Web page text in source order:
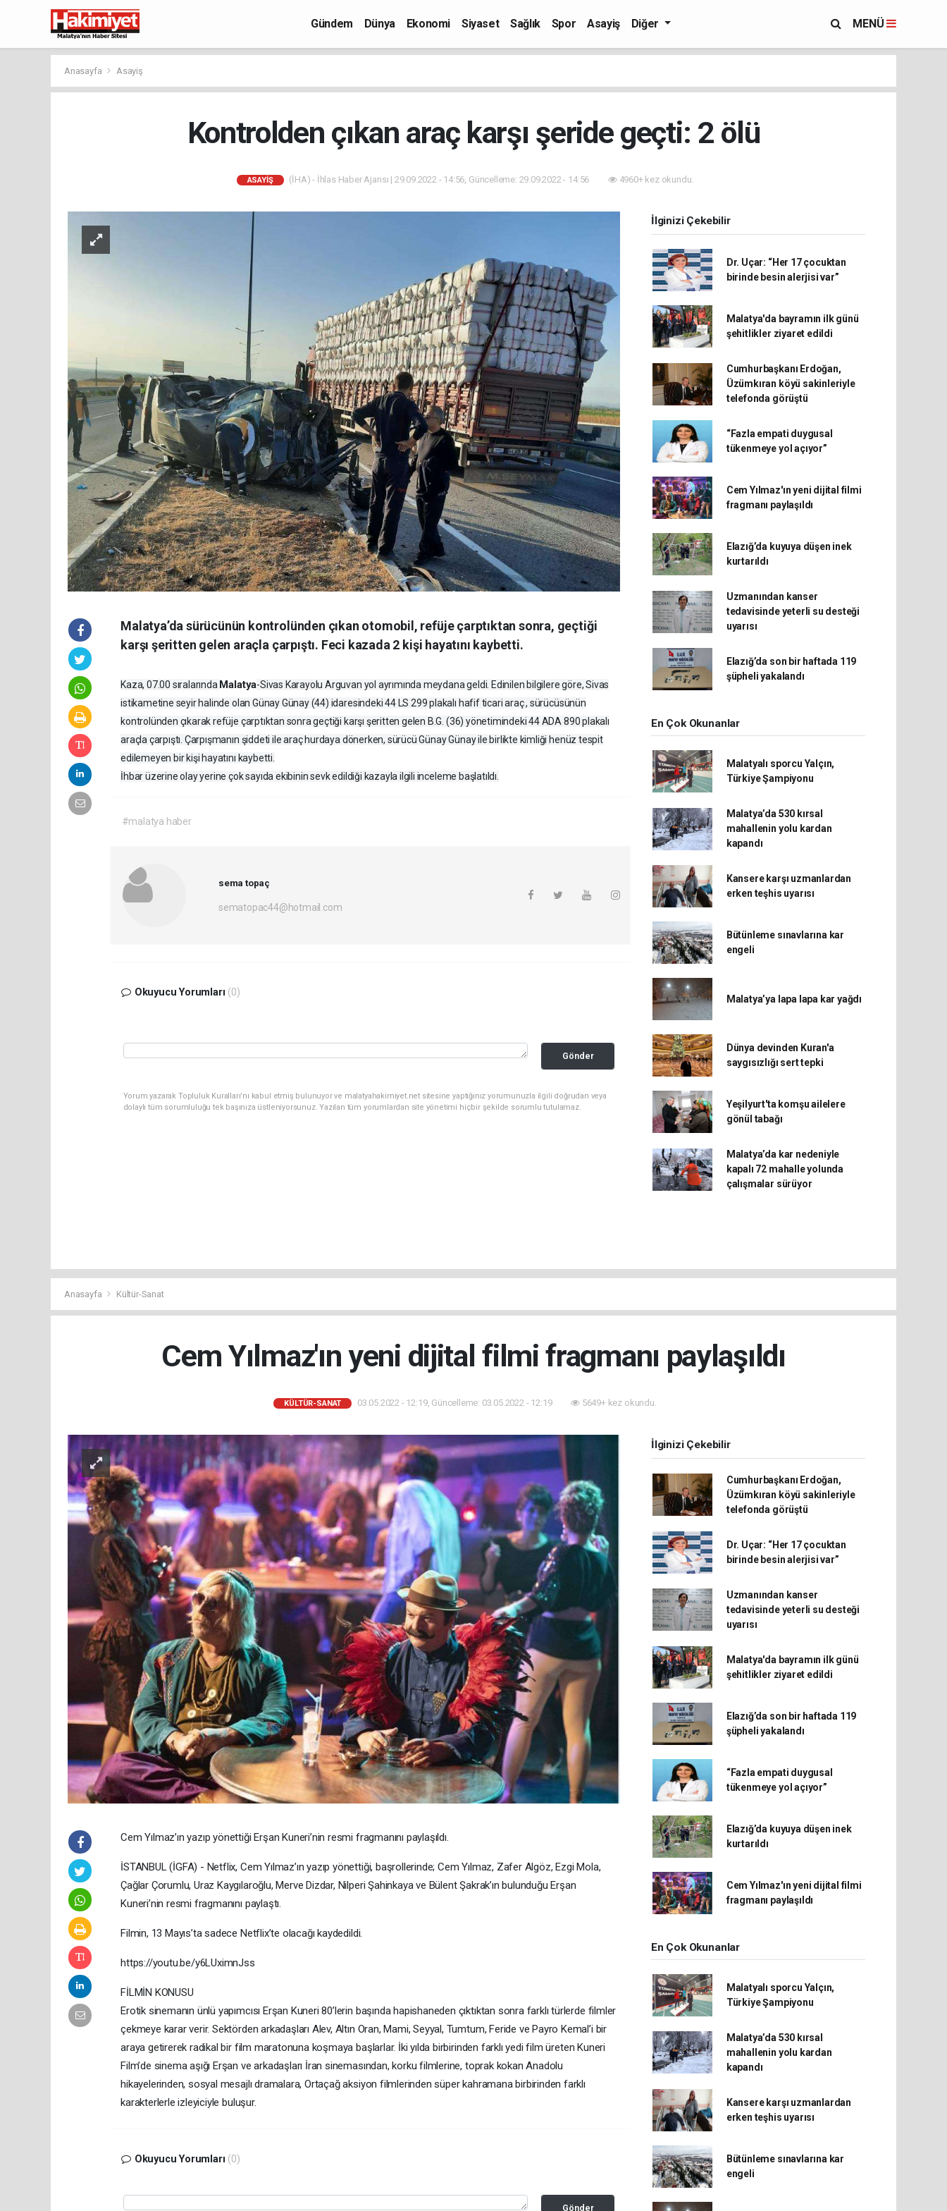
Gündem Dünya Ekonomi Siyaset Sağlık Spor Asayiş Diğer MENÜ
Anasayfa Asayiş
Kontrolden çıkan araç karşı şeride geçti: 2 ölü
ASAYIŞ (İHA) - İhlas Haber Ajansı | 29.09.2022 - 14:56, Güncelleme: 29.09.2022 - 14:56 4960+ kez okundu.
Malatya’da sürücünün kontrolünden çıkan otomobil, refüje çarptıktan sonra, geçtiği
karşı şeritten gelen araçla çarpıştı. Feci kazada 2 kişi hayatını kaybetti.
Kaza, 07.00 sıralarında Malatya-Sivas Karayolu Arguvan yol ayrımında meydana geldi. Edinilen bilgilere göre, Sivas
istikametine seyir halinde olan Günay Günay (44) idaresindeki 44 LS 299 plakalı hafif ticari araç , sürücüsünün
kontrolünden çıkarak refüje çarptıktan sonra geçtiği karşı şeritten gelen B.G. (36) yönetimindeki 44 ADA 890 plakalı
araçla çarpıştı. Çarpışmanın şiddeti ile araç hurdaya dönerken, sürücü Günay Günay ile birlikte kimliği henüz tespit
edilemeyen bir kişi hayatını kaybetti.
İhbar üzerine olay yerine çok sayıda ekibinin sevk edildiği kazayla ilgili inceleme başlatıldı.
#malatya haber
sema topaç
sematopac44@hotmail.com
Okuyucu Yorumları (0)
Gönder
Yorum yazarak Topluluk Kuralları’nı kabul etmiş bulunuyor ve malatyahakimiyet.net sitesine yaptığınız yorumunuzla ilgili doğrudan veya
dolaylı tüm sorumluluğu tek başınıza üstleniyorsunuz. Yazılan tüm yorumlardan site yönetimi hiçbir şekilde sorumlu tutulamaz.
İlginizi Çekebilir
Dr. Uçar: “Her 17 çocuktan
birinde besin alerjisi var”
Malatya'da bayramın ilk günü
şehitlikler ziyaret edildi
Cumhurbaşkanı Erdoğan,
Üzümkıran köyü sakinleriyle
telefonda görüştü
“Fazla empati duygusal
tükenmeye yol açıyor”
Cem Yılmaz'ın yeni dijital filmi
fragmanı paylaşıldı
Elazığ’da kuyuya düşen inek
kurtarıldı
Uzmanından kanser
tedavisinde yeterli su desteği
uyarısı
Elazığ’da son bir haftada 119
şüpheli yakalandı
En Çok Okunanlar
Malatyalı sporcu Yalçın,
Türkiye Şampiyonu
Malatya’da 530 kırsal
mahallenin yolu kardan
kapandı
Kansere karşı uzmanlardan
erken teşhis uyarısı
Bütünleme sınavlarına kar
engeli
Malatya’ya lapa lapa kar yağdı
Dünya devinden Kuran'a
saygısızlığı sert tepki
Yeşilyurt'ta komşu ailelere
gönül tabağı
Malatya’da kar nedeniyle
kapalı 72 mahalle yolunda
çalışmalar sürüyor
Anasayfa Kültür-Sanat
Cem Yılmaz'ın yeni dijital filmi fragmanı paylaşıldı
KÜLTÜR-SANAT 03.05.2022 - 12:19, Güncelleme: 03.05.2022 - 12:19 5649+ kez okundu.
Cem Yılmaz’ın yazıp yönettiği Erşan Kuneri’nin resmi fragmanını paylaşıldı.
İSTANBUL (İGFA) - Netflix, Cem Yılmaz’ın yazıp yönettiği, başrollerinde; Cem Yılmaz, Zafer Algöz, Ezgi Mola,
Çağlar Çorumlu, Uraz Kaygılaroğlu, Merve Dizdar, Nilperi Şahinkaya ve Bülent Şakrak’ın bulunduğu Erşan
Kuneri’nin resmi fragmanını paylaştı.
Filmin, 13 Mayıs’ta sadece Netflix’te olacağı kaydedildi.
https://youtu.be/y6LUximnJss
FİLMİN KONUSU
Erotik sinemanın ünlü yapımcısı Erşan Kuneri 80’lerin başında hapishaneden çıktıktan sonra farklı türlerde filmler
çekmeye karar verir. Sektörden arkadaşları Alev, Altın Oran, Mami, Seyyal, Tumtum, Feride ve Payro Kemal’i bir
araya getirerek radikal bir film maratonuna koşmaya başlarlar. İki yılda birbirinden farklı yedi film üreten Kuneri
Film’de sinema aşığı Erşan ve arkadaşları İran sinemasından, korku filmlerine, toprak kokan Anadolu
hikayelerinden, sosyal mesajlı dramalara, Ortaçağ aksiyon filmlerinden süper kahramana birbirinden farklı
karakterlerle izleyiciyle buluşur.
Okuyucu Yorumları (0)
Gönder
İlginizi Çekebilir
Cumhurbaşkanı Erdoğan,
Üzümkıran köyü sakinleriyle
telefonda görüştü
Dr. Uçar: “Her 17 çocuktan
birinde besin alerjisi var”
Uzmanından kanser
tedavisinde yeterli su desteği
uyarısı
Malatya'da bayramın ilk günü
şehitlikler ziyaret edildi
Elazığ’da son bir haftada 119
şüpheli yakalandı
“Fazla empati duygusal
tükenmeye yol açıyor”
Elazığ’da kuyuya düşen inek
kurtarıldı
Cem Yılmaz'ın yeni dijital filmi
fragmanı paylaşıldı
En Çok Okunanlar
Malatyalı sporcu Yalçın,
Türkiye Şampiyonu
Malatya’da 530 kırsal
mahallenin yolu kardan
kapandı
Kansere karşı uzmanlardan
erken teşhis uyarısı
Bütünleme sınavlarına kar
engeli